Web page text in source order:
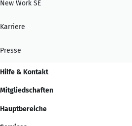
New Work SE
Karriere
Presse
Hilfe & Kontakt
Mitgliedschaften
Hauptbereiche